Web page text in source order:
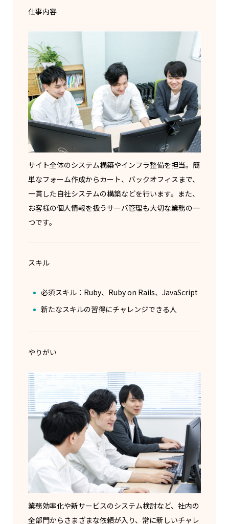
仕事内容
サイト全体のシステム構築やインフラ整備を担当。簡
単なフォーム作成からカート、バックオフィスまで、
一貫した自社システムの構築などを行います。また、
お客様の個人情報を扱うサーバ管理も大切な業務の一
つです。
スキル
必須スキル：Ruby、Ruby on Rails、JavaScript
新たなスキルの習得にチャレンジできる人
やりがい
業務効率化や新サービスのシステム検討など、社内の
全部門からさまざまな依頼が入り、常に新しいチャレ